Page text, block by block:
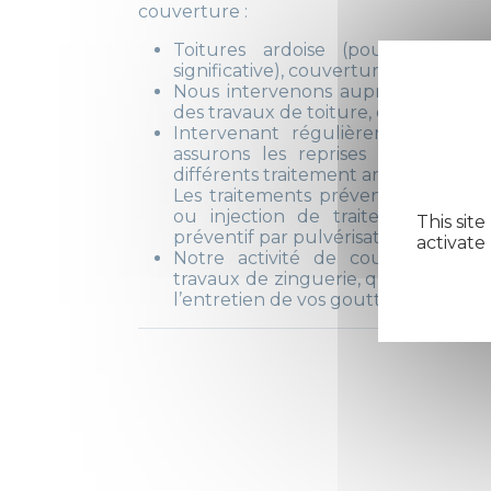
couverture :
Toitures ardoise (pour
significative), couverture tuile et
Nous intervenons auprès des
des travaux de toiture, en neuf ou
Intervenant régulièrement pour
assurons les reprises ou
différents traitement anti-
Les traitements préventifs et
ou injection de traitement
préventif par pulvérisation et
Notre activité de couvreur
travaux de zinguerie, qu'il s'agisse
l’entretien de vos gouttières en zinc.
This
activate